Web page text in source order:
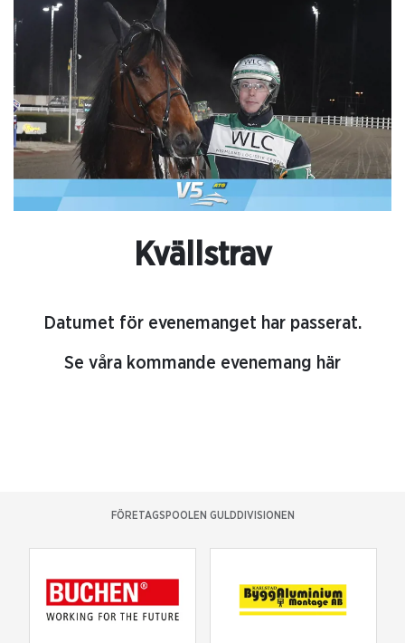
Kvällstrav
Datumet för evenemanget har passerat.
Se våra kommande evenemang här
FÖRETAGSPOOLEN GULDDIVISIONEN